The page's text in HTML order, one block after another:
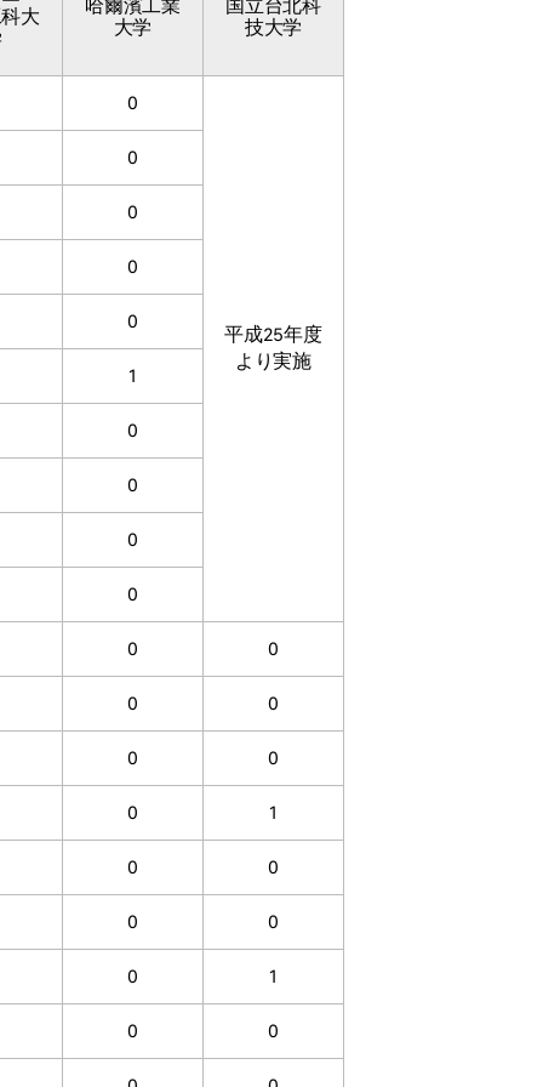
大
哈爾濱工業
大学
国立台北科
技大学
0
平成25年度
より実施
0
0
0
0
1
0
0
0
0
0 0
0 0
0 0
0 1
0 0
0 0
0 1
0 0